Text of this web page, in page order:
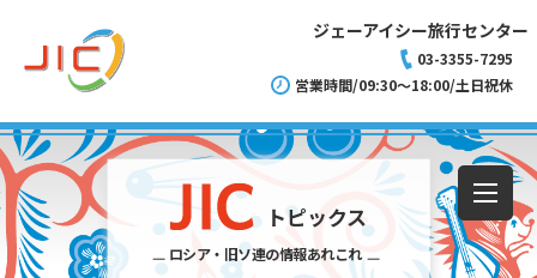
ジェーアイシー旅行センター
03-3355-7295
営業時間/09:30～18:00/土日祝休
トピックス
ロシア・旧ソ連の情報あれこれ